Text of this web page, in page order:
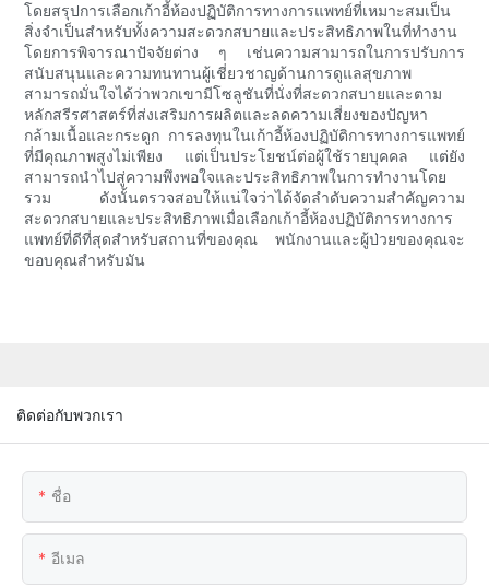
โดยสรุปการเลือกเก้าอี้ห้องปฏิบัติการทางการแพทย์ที่เหมาะสมเป็น
สิ่งจำเป็นสำหรับทั้งความสะดวกสบายและประสิทธิภาพในที่ทำงาน
โดยการพิจารณาปัจจัยต่าง ๆ เช่นความสามารถในการปรับการ
สนับสนุนและความทนทานผู้เชี่ยวชาญด้านการดูแลสุขภาพ
สามารถมั่นใจได้ว่าพวกเขามีโซลูชันที่นั่งที่สะดวกสบายและตาม
หลักสรีรศาสตร์ที่ส่งเสริมการผลิตและลดความเสี่ยงของปัญหา
กล้ามเนื้อและกระดูก การลงทุนในเก้าอี้ห้องปฏิบัติการทางการแพทย์
ที่มีคุณภาพสูงไม่เพียง แต่เป็นประโยชน์ต่อผู้ใช้รายบุคคล แต่ยัง
สามารถนำไปสู่ความพึงพอใจและประสิทธิภาพในการทำงานโดย
รวม ดังนั้นตรวจสอบให้แน่ใจว่าได้จัดลำดับความสำคัญความ
สะดวกสบายและประสิทธิภาพเมื่อเลือกเก้าอี้ห้องปฏิบัติการทางการ
แพทย์ที่ดีที่สุดสำหรับสถานที่ของคุณ พนักงานและผู้ป่วยของคุณจะ
ขอบคุณสำหรับมัน
ติดต่อกับพวกเรา
ชื่อ
อีเมล